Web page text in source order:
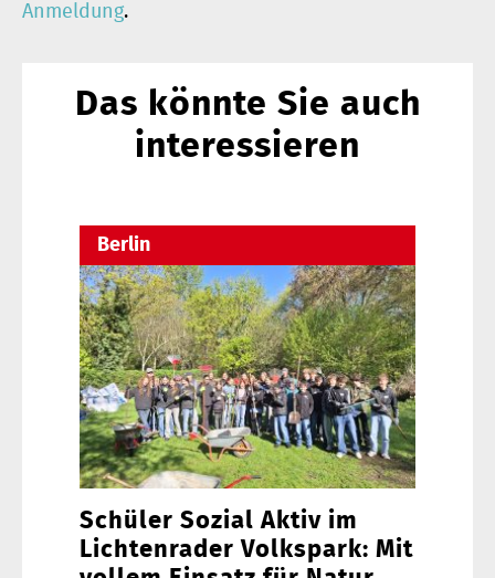
Anmeldung.
Das könnte Sie auch
interessieren
Berlin
Schüler Sozial Aktiv im
Lichtenrader Volkspark: Mit